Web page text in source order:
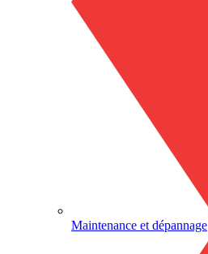
Maintenance et dépannage